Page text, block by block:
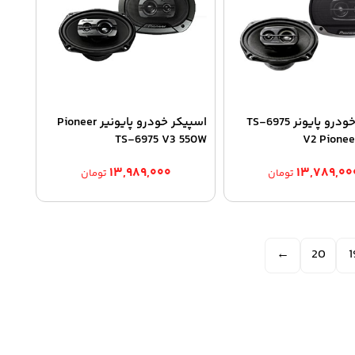
اسپیکر خودرو پایونر TS-6975
V2
تومان
اسپیکر خودرو پایونیر Pioneer
TS-6975 V3 550W
۱۳,۹۸۹,۰۰۰ تومان
20
←